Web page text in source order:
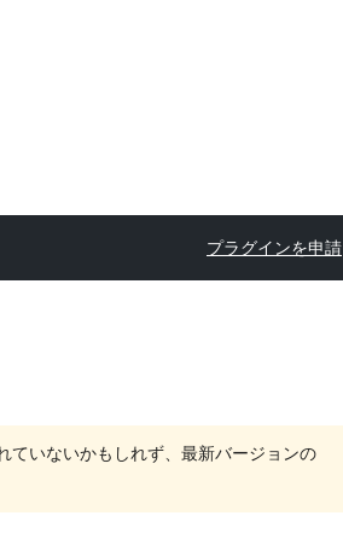
プラグインを申請
ていないかもしれず、最新バージョンの